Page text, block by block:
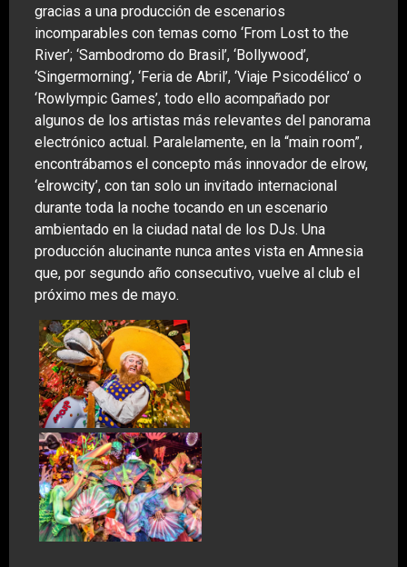
gracias a una producción de escenarios
incomparables con temas como ‘From Lost to the
River’; ‘Sambodromo do Brasil’, ‘Bollywood’,
‘Singermorning’, ‘Feria de Abril’, ‘Viaje Psicodélico’ o
‘Rowlympic Games’, todo ello acompañado por
algunos de los artistas más relevantes del panorama
electrónico actual. Paralelamente, en la “main room”,
encontrábamos el concepto más innovador de elrow,
‘elrowcity’, con tan solo un invitado internacional
durante toda la noche tocando en un escenario
ambientado en la ciudad natal de los DJs. Una
producción alucinante nunca antes vista en Amnesia
que, por segundo año consecutivo, vuelve al club el
próximo mes de mayo.